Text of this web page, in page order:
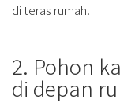
di teras rumah.
2. Pohon
di depan